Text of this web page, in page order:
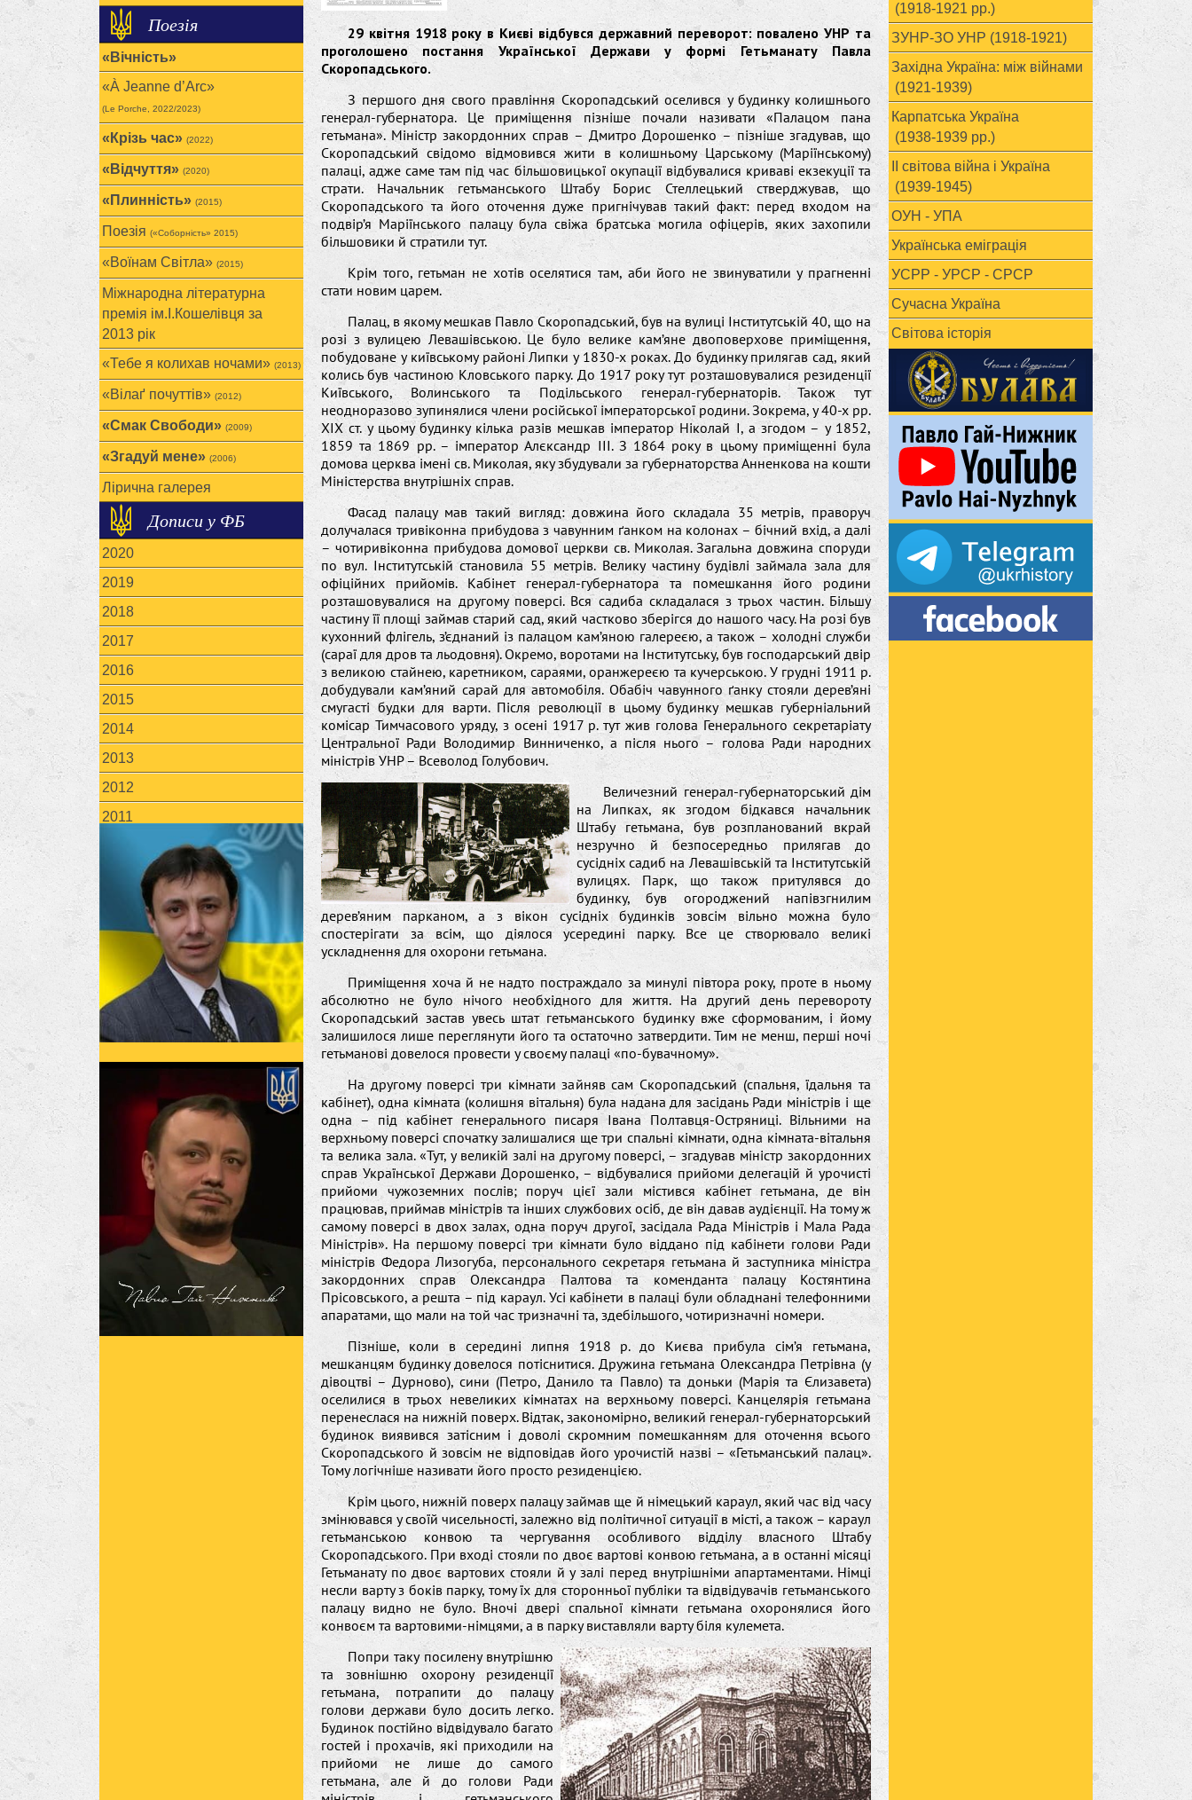
Поезія
«Вічність»
«À Jeanne d’Arc»
(Le Porche, 2022/2023)
«Крізь час» (2022)
«Відчуття» (2020)
«Плинність» (2015)
Поезія («Соборність» 2015)
«Воїнам Cвітла» (2015)
Міжнародна літературна
премія ім.І.Кошелівця за
2013 рік
«Тебе я колихав ночами» (2013)
«Вілаґ почуттів» (2012)
«Смак Свободи» (2009)
«Згадуй мене» (2006)
Лірична галерея
Дописи у ФБ
2020
2019
2018
2017
2016
2015
2014
2013
2012
2011
29 квітня 1918 року в Києві відбувся державний переворот: повалено УНР та
проголошено постання Української Держави у формі Гетьманату Павла
Скоропадського.
З першого дня свого правління Скоропадський оселився у будинку колишнього
генерал-губернатора. Це приміщення пізніше почали називати «Палацом пана
гетьмана». Міністр закордонних справ – Дмитро Дорошенко – пізніше згадував, що
Скоропадський свідомо відмовився жити в колишньому Царському (Маріїнському)
палаці, адже саме там під час більшовицької окупації відбувалися криваві екзекуції та
страти. Начальник гетьманського Штабу Борис Стеллецький стверджував, що
Скоропадського та його оточення дуже пригнічував такий факт: перед входом на
подвір’я Маріїнського палацу була свіжа братська могила офіцерів, яких захопили
більшовики й стратили тут.
Крім того, гетьман не хотів оселятися там, аби його не звинуватили у прагненні
стати новим царем.
Палац, в якому мешкав Павло Скоропадський, був на вулиці Інститутській 40, що на
розі з вулицею Левашівською. Це було велике кам’яне двоповерхове приміщення,
побудоване у київському районі Липки у 1830-х роках. До будинку прилягав сад, який
колись був частиною Кловського парку. До 1917 року тут розташовувалися резиденції
Київського, Волинського та Подільського генерал-губернаторів. Також тут
неодноразово зупинялися члени російської імператорської родини. Зокрема, у 40-х рр.
ХІХ ст. у цьому будинку кілька разів мешкав імператор Ніколай І, а згодом – у 1852,
1859 та 1869 рр. – імператор Алєксандр ІІІ. З 1864 року в цьому приміщенні була
домова церква імені св. Миколая, яку збудували за губернаторства Анненкова на кошти
Міністерства внутрішніх справ.
Фасад палацу мав такий вигляд: довжина його складала 35 метрів, праворуч
долучалася тривіконна прибудова з чавунним ґанком на колонах – бічний вхід, а далі
– чотиривіконна прибудова домової церкви св. Миколая. Загальна довжина споруди
по вул. Інститутській становила 55 метрів. Велику частину будівлі займала зала для
офіційних прийомів. Кабінет генерал-губернатора та помешкання його родини
розташовувалися на другому поверсі. Вся садиба складалася з трьох частин. Більшу
частину її площі займав старий сад, який частково зберігся до нашого часу. На розі був
кухонний флігель, з’єднаний із палацом кам’яною галереєю, а також – холодні служби
(сараї для дров та льодовня). Окремо, воротами на Інститутську, був господарський двір
з великою стайнею, каретником, сараями, оранжереєю та кучерською. У грудні 1911 р.
добудували кам’яний сарай для автомобіля. Обабіч чавунного ґанку стояли дерев’яні
смугасті будки для варти. Після революції в цьому будинку мешкав губерніальний
комісар Тимчасового уряду, з осені 1917 р. тут жив голова Генерального секретаріату
Центральної Ради Володимир Винниченко, а після нього – голова Ради народних
міністрів УНР – Всеволод Голубович.
Величезний генерал-губернаторський дім
на Липках, як згодом бідкався начальник
Штабу гетьмана, був розпланований вкрай
незручно й безпосередньо прилягав до
сусідніх садиб на Левашівській та Інститутській
вулицях. Парк, що також притулявся до
будинку, був огороджений напівзгнилим
дерев’яним парканом, а з вікон сусідніх будинків зовсім вільно можна було
спостерігати за всім, що діялося усередині парку. Все це створювало великі
ускладнення для охорони гетьмана.
Приміщення хоча й не надто постраждало за минулі півтора року, проте в ньому
абсолютно не було нічого необхідного для життя. На другий день перевороту
Скоропадський застав увесь штат гетьманського будинку вже сформованим, і йому
залишилося лише переглянути його та остаточно затвердити. Тим не менш, перші ночі
гетьманові довелося провести у своєму палаці «по-бувачному».
На другому поверсі три кімнати зайняв сам Скоропадський (спальня, їдальня та
кабінет), одна кімната (колишня вітальня) була надана для засідань Ради міністрів і ще
одна – під кабінет генерального писаря Івана Полтавця-Остряниці. Вільними на
верхньому поверсі спочатку залишалися ще три спальні кімнати, одна кімната-вітальня
та велика зала. «Тут, у великій залі на другому поверсі, – згадував міністр закордонних
справ Української Держави Дорошенко, – відбувалися прийоми делегацій й урочисті
прийоми чужоземних послів; поруч цієї зали містився кабінет гетьмана, де він
працював, приймав міністрів та інших службових осіб, де він давав аудієнції. На тому ж
самому поверсі в двох залах, одна поруч другої, засідала Рада Міністрів і Мала Рада
Міністрів». На першому поверсі три кімнати було віддано під кабінети голови Ради
міністрів Федора Лизогуба, персонального секретаря гетьмана й заступника міністра
закордонних справ Олександра Палтова та коменданта палацу Костянтина
Прісовського, а решта – під караул. Усі кабінети в палаці були обладнані телефонними
апаратами, що мали на той час тризначні та, здебільшого, чотиризначні номери.
Пізніше, коли в середині липня 1918 р. до Києва прибула сім’я гетьмана,
мешканцям будинку довелося потіснитися. Дружина гетьмана Олександра Петрівна (у
дівоцтві – Дурново), сини (Петро, Данило та Павло) та доньки (Марія та Єлизавета)
оселилися в трьох невеликих кімнатах на верхньому поверсі. Канцелярія гетьмана
перенеслася на нижній поверх. Відтак, закономірно, великий генерал-губернаторський
будинок виявився затісним і доволі скромним помешканням для оточення всього
Скоропадського й зовсім не відповідав його урочистій назві – «Гетьманський палац».
Тому логічніше називати його просто резиденцією.
Крім цього, нижній поверх палацу займав ще й німецький караул, який час від часу
змінювався у своїй чисельності, залежно від політичної ситуації в місті, а також – караул
гетьманською конвою та чергування особливого відділу власного Штабу
Скоропадського. При вході стояли по двоє вартові конвою гетьмана, а в останні місяці
Гетьманату по двоє вартових стояли й у залі перед внутрішніми апартаментами. Німці
несли варту з боків парку, тому їх для сторонньої публіки та відвідувачів гетьманського
палацу видно не було. Вночі двері спальної кімнати гетьмана охоронялися його
конвоєм та вартовими-німцями, а в парку виставляли варту біля кулемета.
Попри таку посилену внутрішню
та зовнішню охорону резиденції
гетьмана, потрапити до палацу
голови держави було досить легко.
Будинок постійно відвідувало багато
гостей і прохачів, які приходили на
прийоми не лише до самого
гетьмана, але й до голови Ради
(1918-1921 рр.)
ЗУНР-ЗО УНР (1918-1921)
Західна Україна: між війнами
(1921-1939)
Карпатська Україна
(1938-1939 рр.)
ІІ світова війна і Україна
(1939-1945)
ОУН - УПА
Українська еміграція
УСРР - УРСР - СРСР
Сучасна Україна
Світова історія